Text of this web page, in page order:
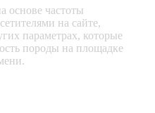
основе частоты
на сайте,
параметрах, которые
породы на площадке